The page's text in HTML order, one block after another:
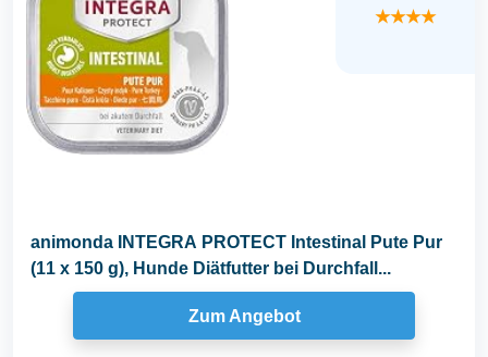
★★★★
animonda INTEGRA PROTECT Intestinal Pute Pur
(11 x 150 g), Hunde Diätfutter bei Durchfall...
Zum Angebot